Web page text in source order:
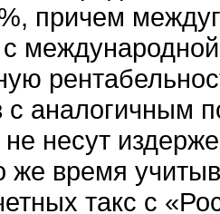
причем
с аналогичным
не несут
же время
такс с